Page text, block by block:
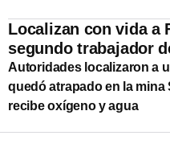
Localizan con vida a
segundo trabajador
Autoridades localizaron a
quedó atrapado en la mina
recibe oxígeno y agua